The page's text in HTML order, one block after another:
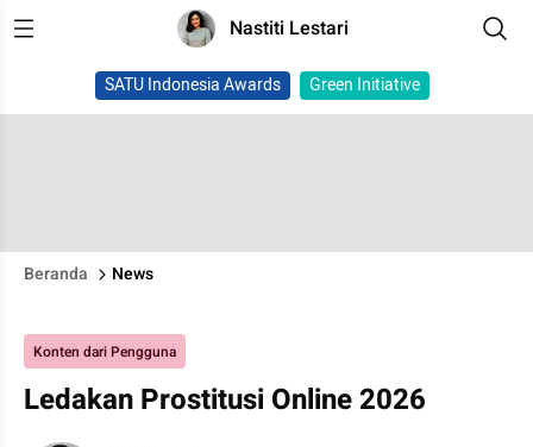
Nastiti Lestari
SATU Indonesia Awards Green Initiative
Beranda News
Konten dari Pengguna
Ledakan Prostitusi Online 2026